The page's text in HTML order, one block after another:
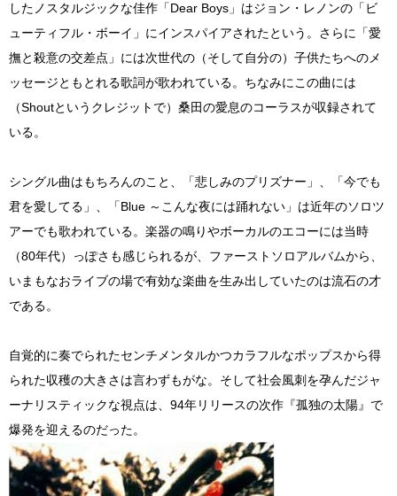
したノスタルジックな佳作「Dear Boys」はジョン・レノンの「ビ
ューティフル・ボーイ」にインスパイアされたという。さらに「愛
撫と殺意の交差点」には次世代の（そして自分の）子供たちへのメ
ッセージともとれる歌詞が歌われている。ちなみにこの曲には
（Shoutというクレジットで）桑田の愛息のコーラスが収録されて
いる。
シングル曲はもちろんのこと、「悲しみのプリズナー」、「今でも
君を愛してる」、「Blue ～こんな夜には踊れない」は近年のソロツ
アーでも歌われている。楽器の鳴りやボーカルのエコーには当時
（80年代）っぽさも感じられるが、ファーストソロアルバムから、
いまもなおライブの場で有効な楽曲を生み出していたのは流石の才
である。
自覚的に奏でられたセンチメンタルかつカラフルなポップスから得
られた収穫の大きさは言わずもがな。そして社会風刺を孕んだジャ
ーナリスティックな視点は、94年リリースの次作『孤独の太陽』で
爆発を迎えるのだった。